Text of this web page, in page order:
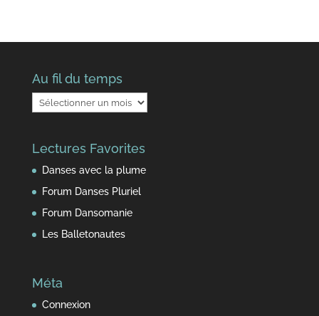
Au fil du temps
Au
fil
temps
Lectures Favorites
Danses avec la plume
Forum Danses Pluriel
Forum Dansomanie
Les Balletonautes
Méta
Connexion